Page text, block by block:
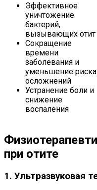
Эффективное
уничтожение
бактерий,
вызывающих отит
Сокращение
времени
заболевания и
уменьшение риска
осложнений
Устранение боли и
снижение
воспаления
при отите
1. Ультразвуковая